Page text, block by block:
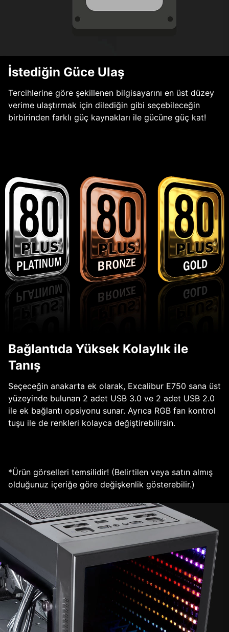
İstediğin Güce Ulaş
Tercihlerine göre şekillenen bilgisayarını en üst düzey
verime ulaştırmak için dilediğin gibi seçebileceğin
birbirinden farklı güç kaynakları ile gücüne güç kat!
Bağlantıda Yüksek Kolaylık ile
Tanış
Seçeceğin anakarta ek olarak, Excalibur E750 sana üst
yüzeyinde bulunan 2 adet USB 3.0 ve 2 adet USB 2.0
ile ek bağlantı opsiyonu sunar. Ayrıca RGB fan kontrol
tuşu ile de renkleri kolayca değiştirebilirsin.
*Ürün görselleri temsilidir! (Belirtilen veya satın almış
olduğunuz içeriğe göre değişkenlik gösterebilir.)